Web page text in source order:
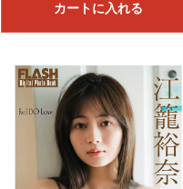
カートに入れる